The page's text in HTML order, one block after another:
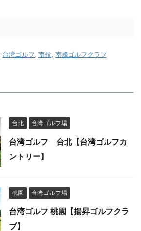
-台湾ゴルフ 南投 南峰ゴルフクラブ
台北 台湾ゴルフ場
台湾ゴルフ 台北【台湾ゴルフカ
ントリー】
桃園 台湾ゴルフ場
台湾ゴルフ 桃園【揚昇ゴルフクラ
ブ】